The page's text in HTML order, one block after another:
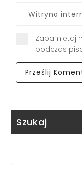
Zapamiętaj
podczas
Szukaj